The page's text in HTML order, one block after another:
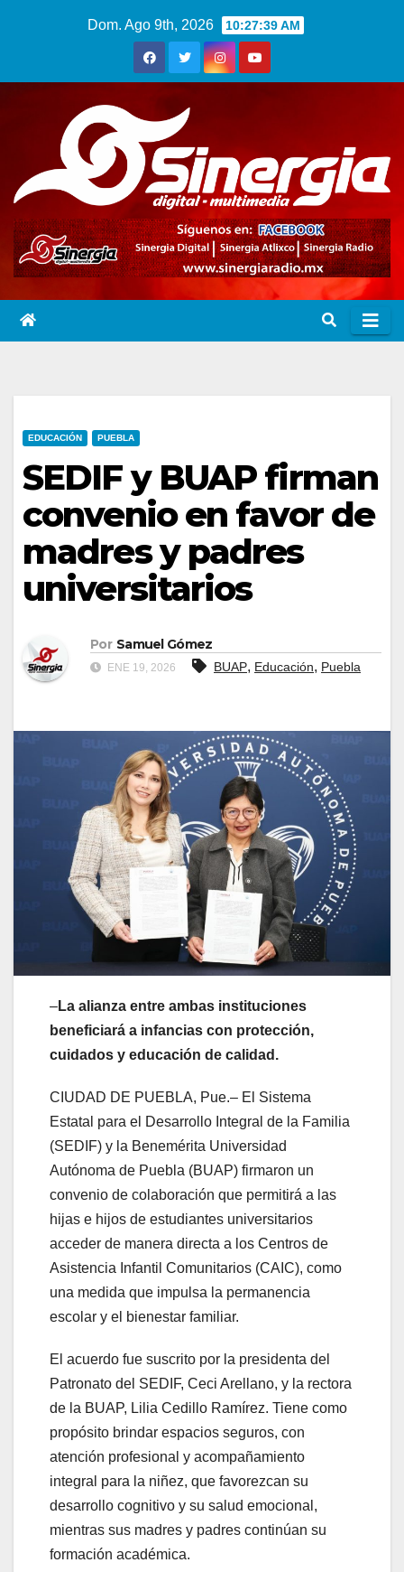
Dom. Ago 9th, 2026 10:27:40 AM
EDUCACIÓN PUEBLA
SEDIF y BUAP firman
convenio en favor de
madres y padres
universitarios
Por Samuel Gómez
ENE 19, 2026 BUAP, Educación, Puebla
–La alianza entre ambas instituciones
beneficiará a infancias con protección,
cuidados y educación de calidad.
CIUDAD DE PUEBLA, Pue.– El Sistema
Estatal para el Desarrollo Integral de la Familia
(SEDIF) y la Benemérita Universidad
Autónoma de Puebla (BUAP) firmaron un
convenio de colaboración que permitirá a las
hijas e hijos de estudiantes universitarios
acceder de manera directa a los Centros de
Asistencia Infantil Comunitarios (CAIC), como
una medida que impulsa la permanencia
escolar y el bienestar familiar.
El acuerdo fue suscrito por la presidenta del
Patronato del SEDIF, Ceci Arellano, y la rectora
de la BUAP, Lilia Cedillo Ramírez. Tiene como
propósito brindar espacios seguros, con
atención profesional y acompañamiento
integral para la niñez, que favorezcan su
desarrollo cognitivo y su salud emocional,
mientras sus madres y padres continúan su
formación académica.